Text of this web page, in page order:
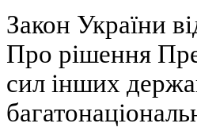
Закон України
Про рішення
сил інших